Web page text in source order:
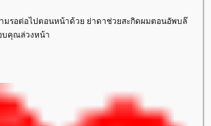
มรอต่อไปตอนหน้าด้วย ย่าดาช่วยสะกิดผมตอนอัพบล๊
บคุณล่วงหน้า